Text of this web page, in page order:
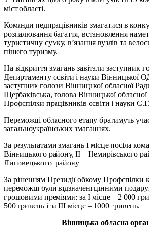
міст області.
Команди педпрацівників змагатися в
розпалювання багаття, встановлення
туристичну сумку, в’язання вузлів та
пішого туризму.
На відкриття змагань завітали заступник
Департаменту освіти і науки Вінницької
заступник голови Вінницької обласної
Щербаківська, голова Вінницької обласної
Профспілки працівників освіти і науки
Переможці обласного етапу братимуть
загальноукраїнських змаганнях.
За результатами змагань І місце посіла
Вінницького району, ІІ – Немирівського
Липовецького району
За рішенням Президії обкому Профспілки
переможці були відзначені цінними
грошовими преміями: за І місце – 2 000
500 гривень і за ІІІ місце – 1000 гривень.
Вінницька обласна